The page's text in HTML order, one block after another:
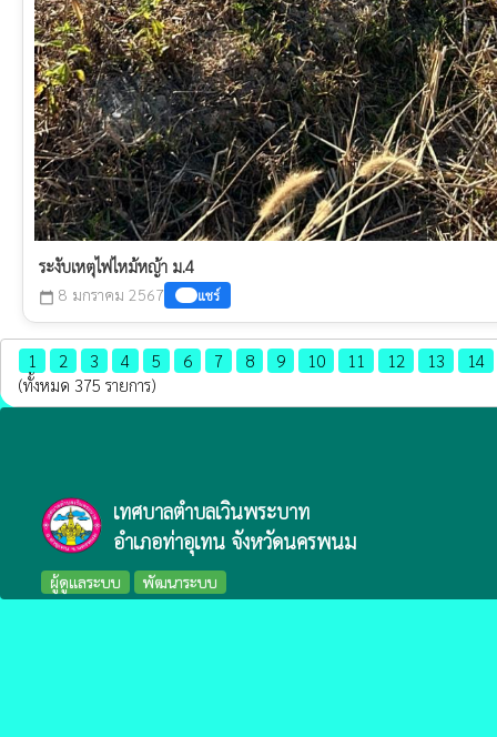
ระงับเหตุไฟไหม้หญ้า ม.4
calendar_today 8 มกราคม 2567 แชร์
1 2 3 4 5 6 7 8 9 10 11 12 13
14
(ทั้งหมด 375 รายการ)
เทศบาลตำบลเวินพระบาท
อำเภอท่าอุเทน จังหวัดนครพนม
ผู้ดูแลระบบ พัฒนาระบบ